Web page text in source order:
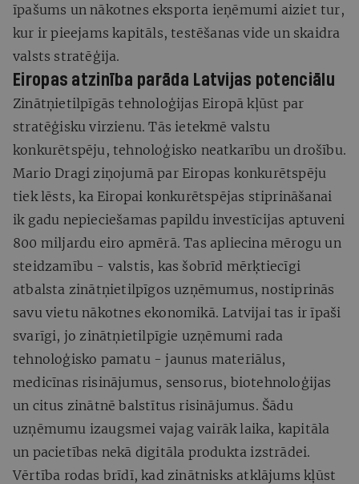
īpašums un nākotnes eksporta ieņēmumi aiziet tur,
kur ir pieejams kapitāls, testēšanas vide un skaidra
valsts stratēģija.
Eiropas atzinība parāda Latvijas potenciālu
Zinātņietilpīgās tehnoloģijas Eiropā kļūst par
stratēģisku virzienu. Tās ietekmē valstu
konkurētspēju, tehnoloģisko neatkarību un drošību.
Mario Dragi ziņojumā par Eiropas konkurētspēju
tiek lēsts, ka Eiropai konkurētspējas stiprināšanai
ik gadu nepieciešamas papildu investīcijas aptuveni
800 miljardu eiro apmērā. Tas apliecina mērogu un
steidzamību - valstis, kas šobrīd mērķtiecīgi
atbalsta zinātņietilpīgos uzņēmumus, nostiprinās
savu vietu nākotnes ekonomikā. Latvijai tas ir īpaši
svarīgi, jo zinātņietilpīgie uzņēmumi rada
tehnoloģisko pamatu - jaunus materiālus,
medicīnas risinājumus, sensorus, biotehnoloģijas
un citus zinātnē balstītus risinājumus. Šādu
uzņēmumu izaugsmei vajag vairāk laika, kapitāla
un pacietības nekā digitāla produkta izstrādei.
Vērtība rodas brīdī, kad zinātnisks atklājums kļūst